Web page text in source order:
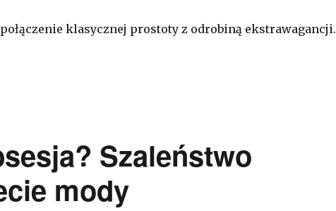
klasycznej prostoty z odrobiną ekstrawagancji.
Szaleństwo
mody